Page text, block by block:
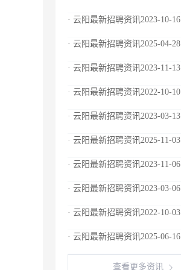
· 云阳最新招聘资讯2023-10-16
· 云阳最新招聘资讯2025-04-28
· 云阳最新招聘资讯2023-11-13
· 云阳最新招聘资讯2022-10-10
· 云阳最新招聘资讯2023-03-13
· 云阳最新招聘资讯2025-11-03
· 云阳最新招聘资讯2023-11-06
· 云阳最新招聘资讯2023-03-06
· 云阳最新招聘资讯2022-10-03
· 云阳最新招聘资讯2025-06-16
查看更多资讯